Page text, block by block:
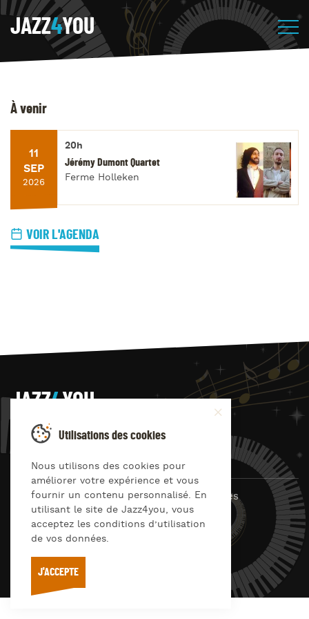
JAZZ4YOU
À venir
11
SEP
2026
20h
Jérémy Dumont Quartet
Ferme Holleken
VOIR L'AGENDA
JAZZ4YOU
Suivez-nous sur
© Jazz4you 2019 – 2026 Tous droits réservés
Déclaration de confidentialité
Cookies
RGPD & consentement
Utilisations des cookies
Nous utilisons des cookies pour
améliorer votre expérience et vous
fournir un contenu personnalisé. En
utilisant le site de Jazz4you, vous
acceptez les conditions d’utilisation
de vos données.
J'ACCEPTE